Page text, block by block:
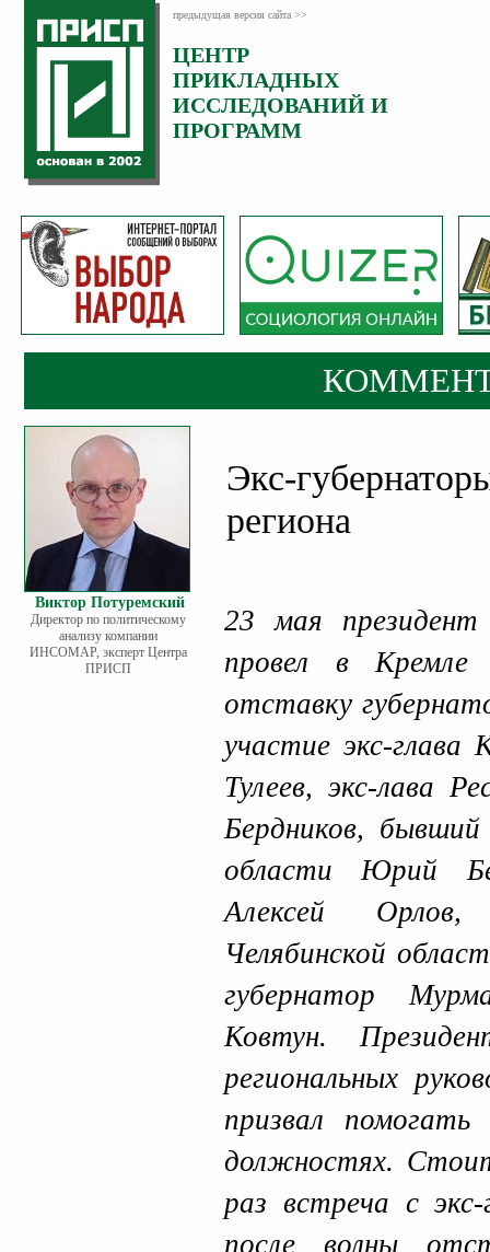
предыдущая версия сайта >>
ЦЕНТР
ПРИКЛАДНЫХ
ИССЛЕДОВАНИЙ И
ПРОГРАММ
Виктор Потуремский
Директор по политическому
анализу компании
ИНСОМАР, эксперт Центра
ПРИСП
Экс-
региона
23 мая
провел в
отставку
участие экс-глава
Тулеев, экс-лава
Бердников, бывший
области Юрий
Алексей Орлов,
Челябинской
губернатор
Ковтун.
региональных
призвал
должностях.
раз встреча с
после волны
Категория:
Комментарии